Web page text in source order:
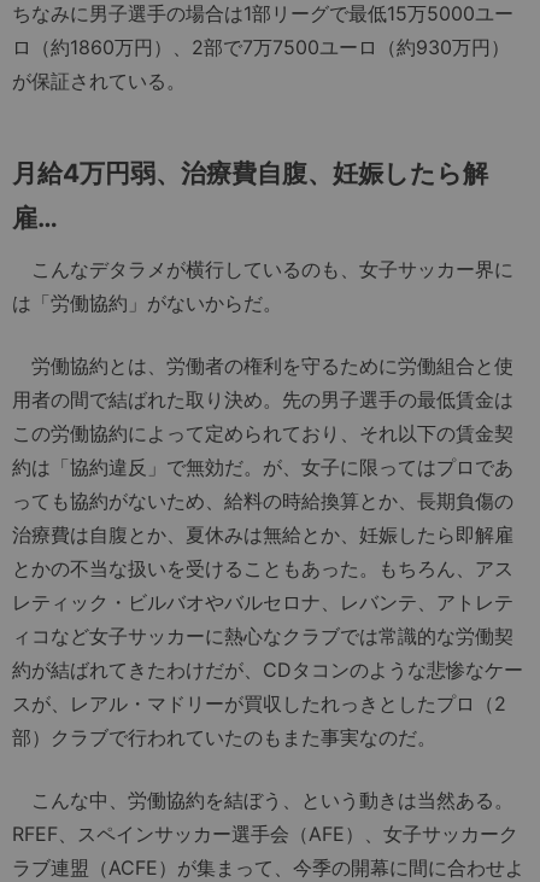
ちなみに男子選手の場合は1部リーグで最低15万5000ユー
ロ（約1860万円）、2部で7万7500ユーロ（約930万円）
が保証されている。
月給4万円弱、治療費自腹、妊娠したら解
雇…
こんなデタラメが横行しているのも、女子サッカー界に
は「労働協約」がないからだ。
労働協約とは、労働者の権利を守るために労働組合と使
用者の間で結ばれた取り決め。先の男子選手の最低賃金は
この労働協約によって定められており、それ以下の賃金契
約は「協約違反」で無効だ。が、女子に限ってはプロであ
っても協約がないため、給料の時給換算とか、長期負傷の
治療費は自腹とか、夏休みは無給とか、妊娠したら即解雇
とかの不当な扱いを受けることもあった。もちろん、アス
レティック・ビルバオやバルセロナ、レバンテ、アトレテ
ィコなど女子サッカーに熱心なクラブでは常識的な労働契
約が結ばれてきたわけだが、CDタコンのような悲惨なケー
スが、レアル・マドリーが買収したれっきとしたプロ（2
部）クラブで行われていたのもまた事実なのだ。
こんな中、労働協約を結ぼう、という動きは当然ある。
RFEF、スペインサッカー選手会（AFE）、女子サッカーク
ラブ連盟（ACFE）が集まって、今季の開幕に間に合わせよ